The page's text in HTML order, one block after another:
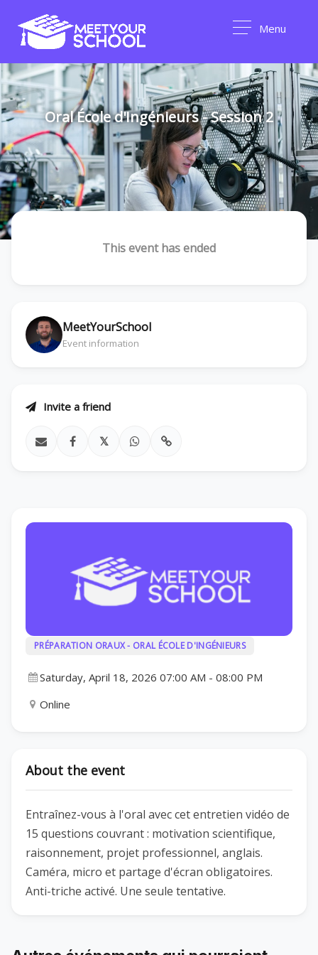
Menu
Oral École d'Ingénieurs - Session 2
PRÉPARATION ORAUX - ORAL ÉCOLE D'INGÉNIEURS
Saturday, April 18, 2026 07:00 AM - 08:00 PM
Online
About the event
Entraînez-vous à l'oral avec cet entretien vidéo de
15 questions couvrant : motivation scientifique,
raisonnement, projet professionnel, anglais.
Caméra, micro et partage d'écran obligatoires.
Anti-triche activé. Une seule tentative.
This event has ended
MeetYourSchool
Event information
Invite a friend
𝕏